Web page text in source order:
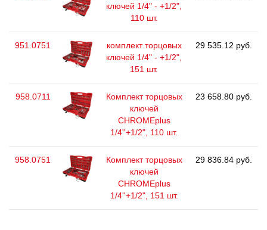
ключей 1/4" - +1/2",
110 шт.
951.0751
комплект торцовых
ключей 1/4" - +1/2",
151 шт.
29 535.12 руб.
958.0711
Комплект торцовых
ключей
CHROMEplus
1/4''+1/2", 110 шт.
23 658.80 руб.
958.0751
Комплект торцовых
ключей
CHROMEplus
1/4''+1/2", 151 шт.
29 836.84 руб.